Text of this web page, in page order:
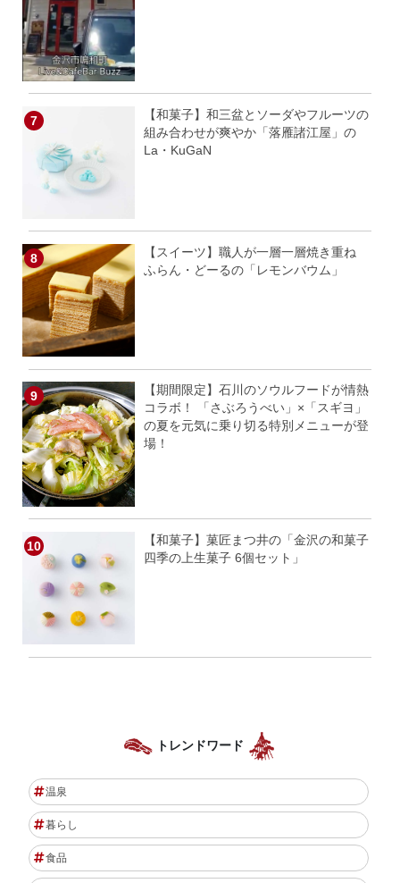
【和菓子】和三盆とソーダやフルーツの
組み合わせが爽やか「落雁諸江屋」の
La・KuGaN
【スイーツ】職人が一層一層焼き重ね
ふらん・どーるの「レモンバウム」
【期間限定】石川のソウルフードが情熱
コラボ！ 「さぶろうべい」×「スギヨ」
の夏を元気に乗り切る特別メニューが登
場！
【和菓子】菓匠まつ井の「金沢の和菓子
四季の上生菓子 6個セット」
トレンドワード
温泉
暮らし
食品